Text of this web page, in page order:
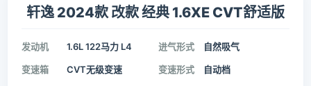
轩逸 2024款 改款 经典 1.6XE CVT舒适版
发动机 1.6L 122马力 L4 进气形式 自然吸气
变速箱 CVT无级变速 变速形式 自动档